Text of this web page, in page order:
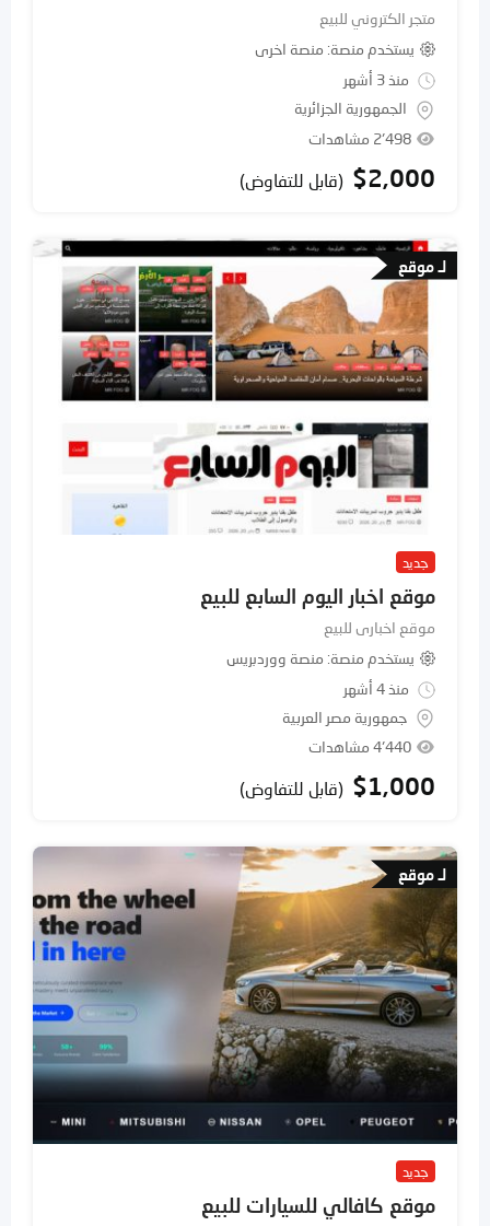
متجر الكتروني للبيع
يستخدم منصة منصة اخرى
منذ 3 أشهر
الجمهورية الجزائرية
2٬498 مشاهدات
$2,000 (قابل للتفاوض)
لـ موقع
جديد
موقع اخبار اليوم السابع للبيع
موقع اخبارى للبيع
يستخدم منصة منصة ووردبريس
منذ 4 أشهر
جمهورية مصر العربية
4٬440 مشاهدات
$1,000 (قابل للتفاوض)
لـ موقع
جديد
موقع كافالي للسيارات للبيع